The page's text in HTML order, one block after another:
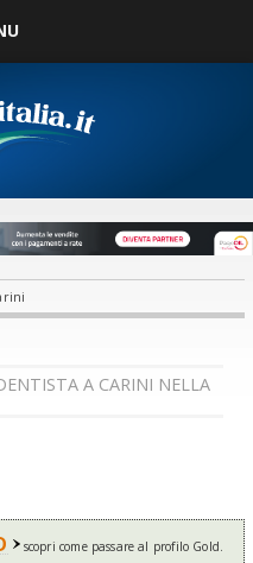
A CARINI NELLA
scopri come passare al profilo Gold.